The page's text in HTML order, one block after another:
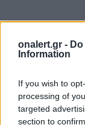
onalert.gr -
Information
If you wish to
processing of
targeted
section to